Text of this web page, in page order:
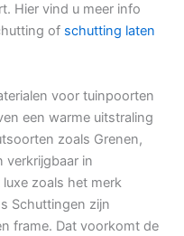
Hier vind u meer info
of schutting laten
voor tuinpoorten
een warme uitstraling
zoals Grenen,
verkrijgbaar in
zoals het merk
Schuttingen zijn
frame. Dat voorkomt de